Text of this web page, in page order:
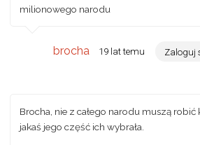
milionowego narodu
brocha 19 lat temu Zaloguj
Brocha, nie z całego narodu muszą
jakaś jego część ich wybrała.